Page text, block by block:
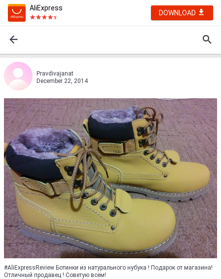
AliExpress
DOWNLOAD
Pravdivajanat
December 22, 2014
#AliExpressReview Ботинки из натурального нубука ! Подарок от магазина!
Отличный продавец ! Советую всем!